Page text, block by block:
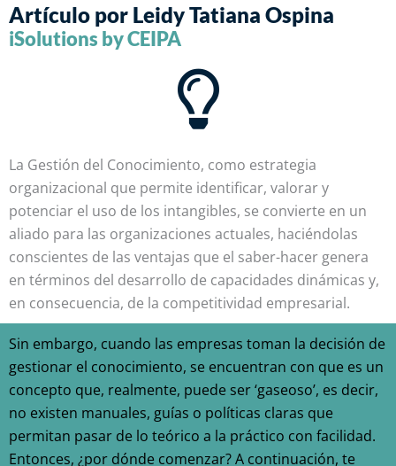
Artículo por Leidy Tatiana Ospina
iSolutions by CEIPA
La Gestión del Conocimiento, como estrategia
organizacional que permite identificar, valorar y
potenciar el uso de los intangibles, se convierte en un
aliado para las organizaciones actuales, haciéndolas
conscientes de las ventajas que el saber-hacer genera
en términos del desarrollo de capacidades dinámicas y,
en consecuencia, de la competitividad empresarial.
Sin embargo, cuando las empresas toman la decisión de
gestionar el conocimiento, se encuentran con que es un
concepto que, realmente, puede ser ‘gaseoso’, es decir,
no existen manuales, guías o políticas claras que
permitan pasar de lo teórico a la práctico con facilidad.
Entonces, ¿por dónde comenzar? A continuación, te